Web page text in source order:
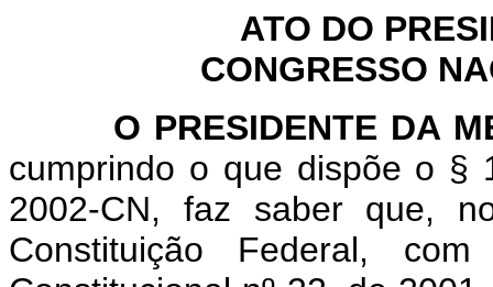
ATO DO
CONGRESSO
O PRESIDENTE DA
cumprindo o que dispõe o §
2002-CN, faz saber que,
Constituição Federal,